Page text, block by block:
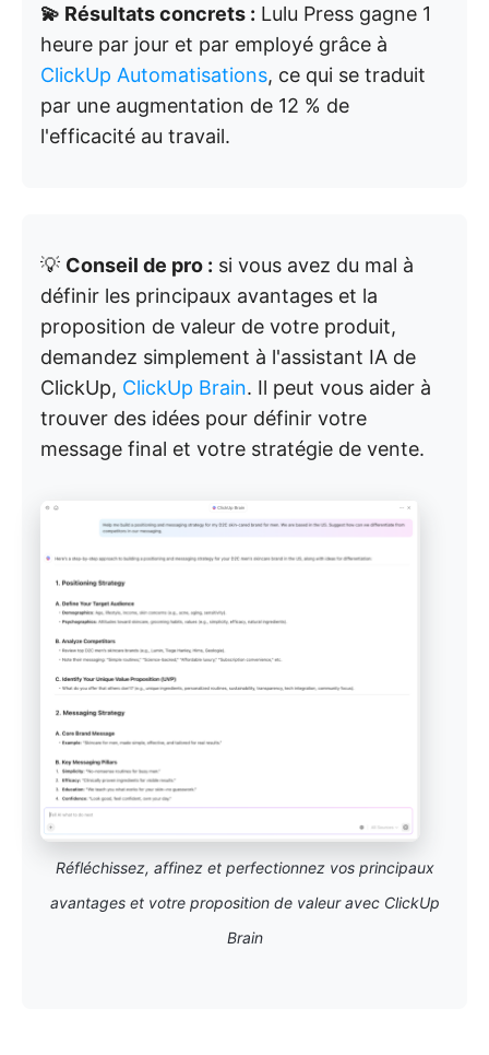
💫 Résultats concrets : Lulu Press gagne 1
heure par jour et par employé grâce à
ClickUp Automatisations, ce qui se traduit
par une augmentation de 12 % de
l'efficacité au travail.
💡 Conseil de pro : si vous avez du mal à
définir les principaux avantages et la
proposition de valeur de votre produit,
demandez simplement à l'assistant IA de
ClickUp, ClickUp Brain. Il peut vous aider à
trouver des idées pour définir votre
message final et votre stratégie de vente.
Réfléchissez, affinez et perfectionnez vos principaux
avantages et votre proposition de valeur avec ClickUp
Brain